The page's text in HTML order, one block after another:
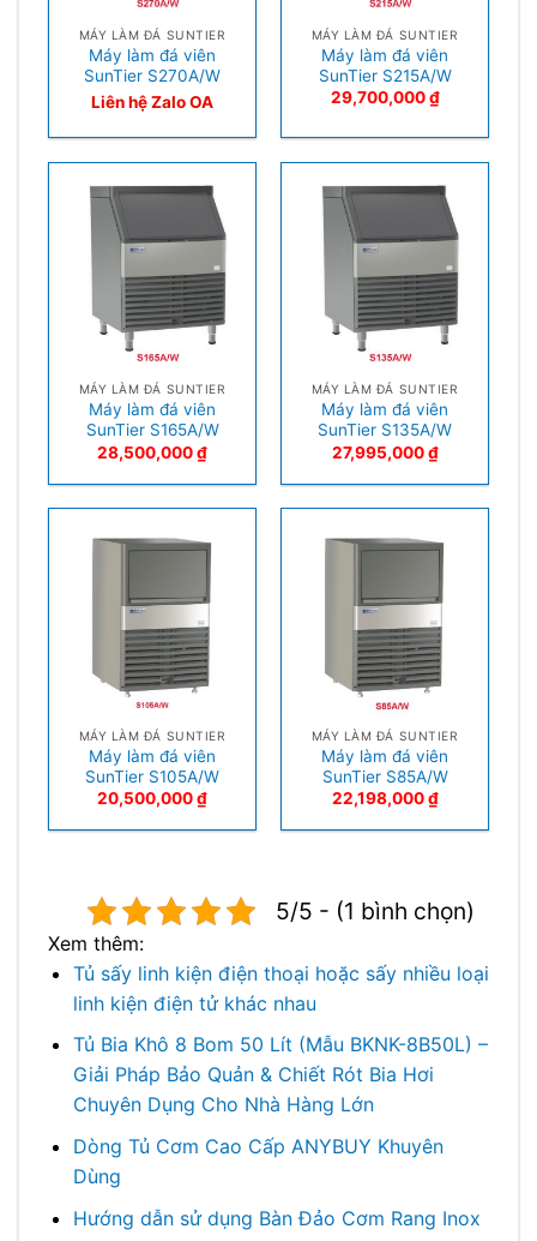
MÁY LÀM ĐÁ SUNTIER
Máy làm đá viên
SunTier S270A/W
Liên hệ Zalo OA
MÁY LÀM ĐÁ SUNTIER
Máy làm đá viên
SunTier S215A/W
29,700,000₫
MÁY LÀM ĐÁ SUNTIER
Máy làm đá viên
SunTier S165A/W
28,500,000₫
MÁY LÀM ĐÁ SUNTIER
Máy làm đá viên
SunTier S135A/W
27,995,000₫
MÁY LÀM ĐÁ SUNTIER
Máy làm đá viên
SunTier S105A/W
20,500,000₫
MÁY LÀM ĐÁ SUNTIER
Máy làm đá viên
SunTier S85A/W
22,198,000₫
5/5 - (1 bình chọn)
Xem thêm:
Tủ sấy linh kiện điện thoại hoặc sấy nhiều loại
linh kiện điện tử khác nhau
Tủ Bia Khô 8 Bom 50 Lít (Mẫu BKNK-8B50L) –
Giải Pháp Bảo Quản & Chiết Rót Bia Hơi
Chuyên Dụng Cho Nhà Hàng Lớn
Dòng Tủ Cơm Cao Cấp ANYBUY Khuyên
Dùng
Hướng dẫn sử dụng Bàn Đảo Cơm Rang Inox